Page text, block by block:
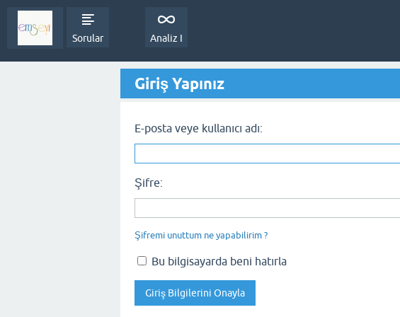
Sorular Analiz I
Giriş Yapınız
E-posta veye kullanıcı adı:
Şifre:
Şifremi unuttum ne yapabilirim ?
Bu bilgisayarda beni hatırla